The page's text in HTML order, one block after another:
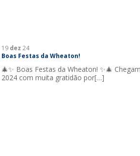
19 dez 24
Boas Festas da Wheaton!
🎄✨ Boas Festas da Wheaton! ✨🎄
2024 com muita gratidão por[…]